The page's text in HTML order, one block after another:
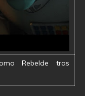
Rebelde tras